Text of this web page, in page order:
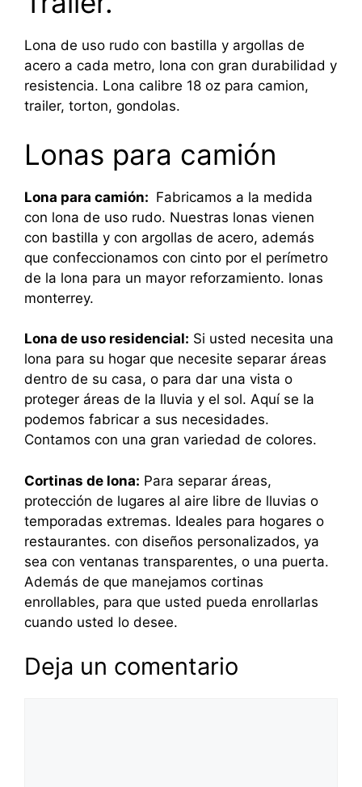
Lona de uso rudo con bastilla y argollas de
acero a cada metro, lona con gran durabilidad y
resistencia. Lona calibre 18 oz para camion,
trailer, torton, gondolas.
Lonas para camión
Lona para camión: Fabricamos a la medida
con lona de uso rudo. Nuestras lonas vienen
con bastilla y con argollas de acero, además
que confeccionamos con cinto por el perímetro
de la lona para un mayor reforzamiento. lonas
monterrey.
Lona de uso residencial: Si usted necesita una
lona para su hogar que necesite separar áreas
dentro de su casa, o para dar una vista o
proteger áreas de la lluvia y el sol. Aquí se la
podemos fabricar a sus necesidades.
Contamos con una gran variedad de colores.
Cortinas de lona: Para separar áreas,
protección de lugares al aire libre de lluvias o
temporadas extremas. Ideales para hogares o
restaurantes. con diseños personalizados, ya
sea con ventanas transparentes, o una puerta.
Además de que manejamos cortinas
enrollables, para que usted pueda enrollarlas
cuando usted lo desee.
Deja un comentario